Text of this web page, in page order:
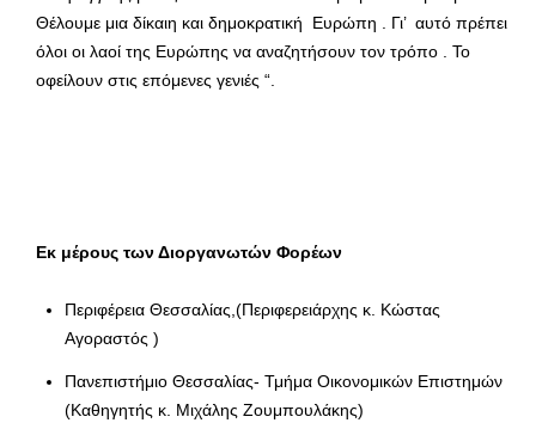
Θέλουμε μια δίκαιη και δημοκρατική Ευρώπη . Γι’ αυτό πρέπει
όλοι οι λαοί της Ευρώπης να αναζητήσουν τον τρόπο . Το
οφείλουν στις επόμενες γενιές “.
Εκ μέρους των Διοργανωτών Φορέων
Περιφέρεια Θεσσαλίας,(Περιφερειάρχης κ. Κώστας
Αγοραστός )
Πανεπιστήμιο Θεσσαλίας- Τμήμα Οικονομικών Επιστημών
(Καθηγητής κ. Μιχάλης Ζουμπουλάκης)